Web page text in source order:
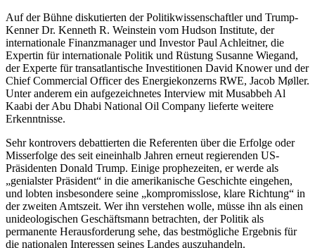
Auf der Bühne diskutierten der Politikwissenschaftler und Trump-
Kenner Dr. Kenneth R. Weinstein vom Hudson Institute, der
internationale Finanzmanager und Investor Paul Achleitner, die
Expertin für internationale Politik und Rüstung Susanne Wiegand,
der Experte für transatlantische Investitionen David Knower und der
Chief Commercial Officer des Energiekonzerns RWE, Jacob Møller.
Unter anderem ein aufgezeichnetes Interview mit Musabbeh Al
Kaabi der Abu Dhabi National Oil Company lieferte weitere
Erkenntnisse.
Sehr kontrovers debattierten die Referenten über die Erfolge oder
Misserfolge des seit eineinhalb Jahren erneut regierenden US-
Präsidenten Donald Trump. Einige prophezeiten, er werde als
„genialster Präsident“ in die amerikanische Geschichte eingehen,
und lobten insbesondere seine „kompromisslose, klare Richtung“ in
der zweiten Amtszeit. Wer ihn verstehen wolle, müsse ihn als einen
unideologischen Geschäftsmann betrachten, der Politik als
permanente Herausforderung sehe, das bestmögliche Ergebnis für
die nationalen Interessen seines Landes auszuhandeln.